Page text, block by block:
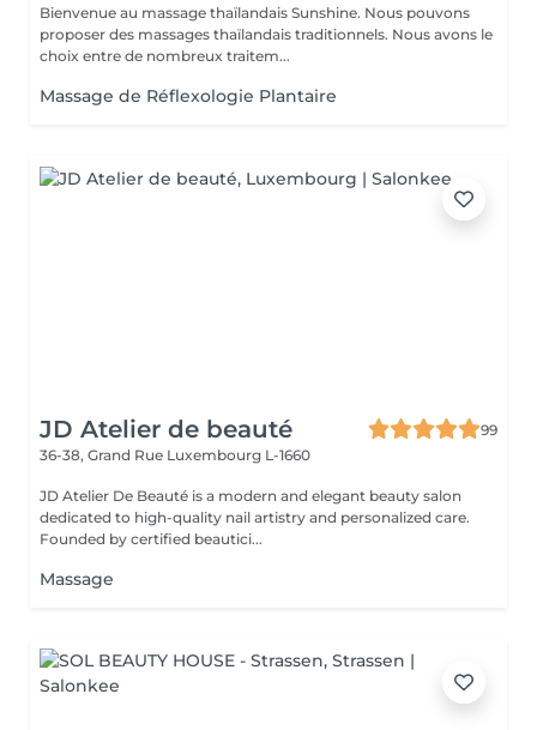
Bienvenue au massage thaïlandais Sunshine. Nous pouvons
proposer des massages thaïlandais traditionnels. Nous avons le
choix entre de nombreux traitem...
Massage de Réflexologie Plantaire
JD Atelier de beauté
99
36-38, Grand Rue Luxembourg L-1660
JD Atelier De Beauté is a modern and elegant beauty salon
dedicated to high-quality nail artistry and personalized care.
Founded by certified beautici...
Massage